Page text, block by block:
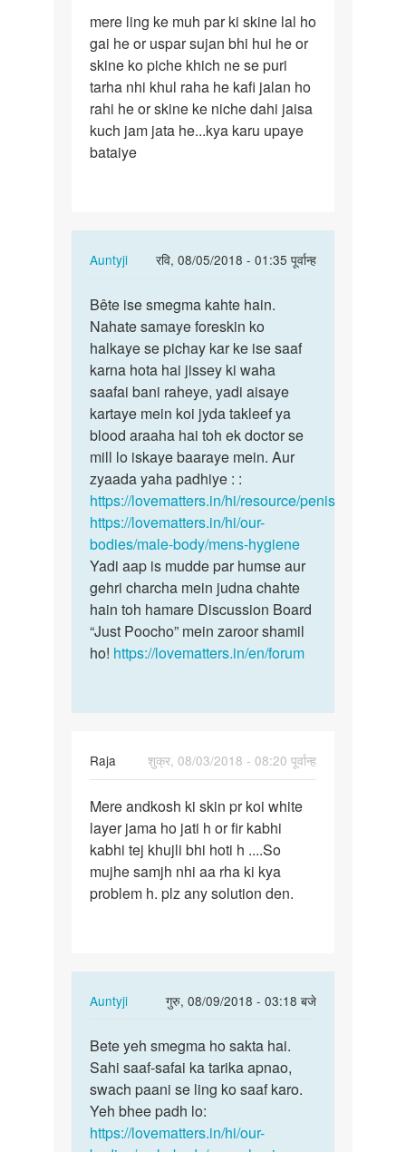
mere
ling
ke
muh
par
ki…
mere ling ke muh par ki skine lal ho
gai he or uspar sujan bhi hui he or
skine ko piche khich ne se puri
tarha nhi khul raha he kafi jalan ho
rahi he or skine ke niche dahi jaisa
kuch jam jata he...kya karu upaye
bataiye
Auntyji
रवि, 08/05/2018 - 01:35 पूर्वान्ह
In
to
mere
ling
ke
muh
par
ki…
by
yuvi
Bête
ise
smegma
kahte
hain…
Bête ise smegma kahte hain.
Nahate samaye foreskin ko
halkaye se pichay kar ke ise saaf
karna hota hai jissey ki waha
saafai bani raheye, yadi aisaye
kartaye mein koi jyda takleef ya
blood araaha hai toh ek doctor se
mill lo iskaye baaraye mein. Aur
zyaada yaha padhiye : :
https://lovematters.in/hi/resource/penis
https://lovematters.in/hi/our-
bodies/male-body/mens-hygiene
Yadi aap is mudde par humse aur
gehri charcha mein judna chahte
hain toh hamare Discussion Board
“Just Poocho” mein zaroor shamil
ho! https://lovematters.in/en/forum
Raja
शुक्र, 08/03/2018 - 08:20 पूर्वान्ह
Mere
andkosh
ki
skin
pr
Mere andkosh ki skin pr koi white
layer jama ho jati h or fir kabhi
kabhi tej khujli bhi hoti h ....So
mujhe samjh nhi aa rha ki kya
problem h. plz any solution den.
Auntyji
गुरु, 08/09/2018 - 03:18 बजे
In
to
Mere
andkosh
ki
skin
Bete
yeh
smegma
ho
sakta
Bete yeh smegma ho sakta hai.
Sahi saaf-safai ka tarika apnao,
swach paani se ling ko saaf karo.
Yeh bhee padh lo:
https://lovematters.in/hi/our-